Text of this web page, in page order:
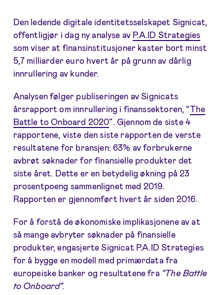
Den ledende digitale identitetsselskapet Signicat,
offentligjør i dag ny analyse av P.A.ID Strategies
som viser at finansinstitusjoner kaster bort minst
5,7 milliarder euro hvert år på grunn av dårlig
innrullering av kunder.
Analysen følger publiseringen av Signicats
årsrapport om innrullering i finanssektoren, “The
Battle to Onboard 2020”. Gjennom de siste 4
rapportene, viste den siste rapporten de verste
resultatene for bransjen: 63% av forbrukerne
avbrøt søknader for finansielle produkter det
siste året. Dette er en betydelig økning på 23
prosentpoeng sammenlignet med 2019.
Rapporten er gjennomført hvert år siden 2016.
For å forstå de økonomiske implikasjonene av at
så mange avbryter søknader på finansielle
produkter, engasjerte Signicat P.A.ID Strategies
for å bygge en modell med primærdata fra
europeiske banker og resultatene fra "The Battle
to Onboard".